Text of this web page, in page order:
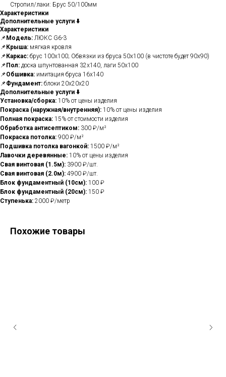
Стропил/лаки: Брус 50/100мм
Характеристики
Дополнительные услуги ⬇️
Характеристики
📌 Модель: ЛЮКС G6-3
📌 Крыша: мягкая кровля
📌 Каркас: брус 100х100; Обвязки из бруса 50х100 (в чистоте будет 90х90)
📌 Пол: доска шпунтованная 32х140, лаги 50х100
📌Обшивка: имитация бруса 16х140
📌Фундамент: блоки 20х20х20
Дополнительные услуги ⬇️
Установка/сборка: 10% от цены изделия
Покраска (наружная/внутренняя): 10% от цены изделия
Полная покраска: 15% от стоимости изделия
Обработка антисептиком: 300 ₽/м²
Покраска потолка: 900 ₽/м²
Подшивка потолка вагонкой: 1500 ₽/м²
Лавочки деревянные: 10% от цены изделия
Свая винтовая (1.5м): 3900 ₽/шт.
Свая винтовая (2.0м): 4900 ₽/шт.
Блок фундаментный (10см): 100 ₽
Блок фундаментный (20см): 150 ₽
Ступенька: 2000 ₽/метр
Похожие товары